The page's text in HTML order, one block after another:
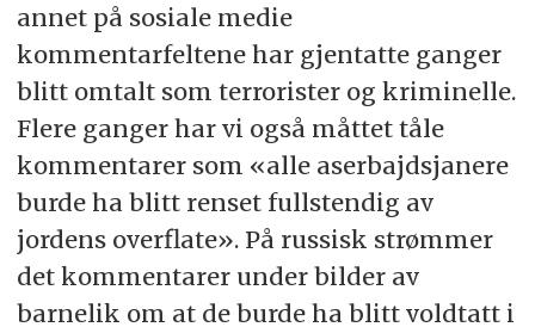
annet på sosiale medie
kommentarfeltene har gjentatte ganger
blitt omtalt som terrorister og kriminelle.
Flere ganger har vi også måttet tåle
kommentarer som «alle aserbajdsjanere
burde ha blitt renset fullstendig av
jordens overflate». På russisk strømmer
det kommentarer under bilder av
barnelik om at de burde ha blitt voldtatt i